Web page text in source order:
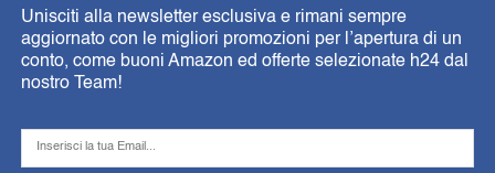
Unisciti alla newsletter esclusiva e rimani sempre
aggiornato con le migliori promozioni per l’apertura di un
conto, come buoni Amazon ed offerte selezionate h24 dal
nostro Team!